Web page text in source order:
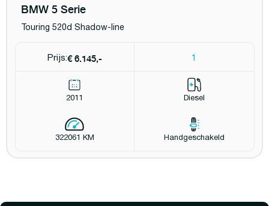
BMW 5 Serie
Touring 520d Shadow-line
Prijs:€ 6.145,- 1
2011 Diesel
322061 KM Handgeschakeld